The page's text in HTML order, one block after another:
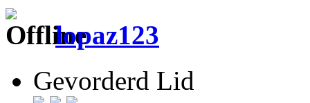
lopaz123
Gevorderd Lid